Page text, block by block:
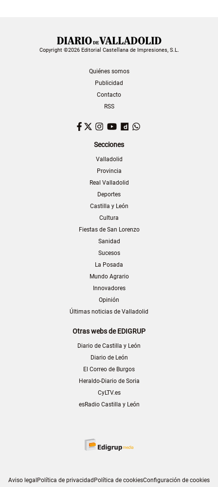
Copyright ©2026 Editorial Castellana de Impresiones, S.L.
Quiénes somos
Publicidad
Contacto
RSS
Facebook
TwitterInstagram
YouTubeDailymotion
Secciones
Valladolid
Provincia
Real Valladolid
Deportes
Castilla y León
Cultura
Fiestas de San Lorenzo
Sanidad
Sucesos
La Posada
Mundo Agrario
Innovadores
Opinión
Últimas noticias de Valladolid
Otras webs de EDIGRUP
Diario de Castilla y León
Diario de León
El Correo de Burgos
Heraldo-Diario de Soria
CyLTV.es
esRadio Castilla y León
Aviso legal Política de privacidad Política de cookiesConfiguración de cookies